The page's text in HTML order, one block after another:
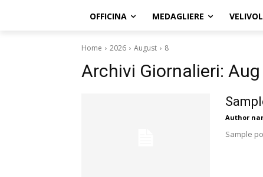
OFFICINA MEDAGLIERE
Home 2026 August 8
Archivi Giornalieri:
Author
Sample